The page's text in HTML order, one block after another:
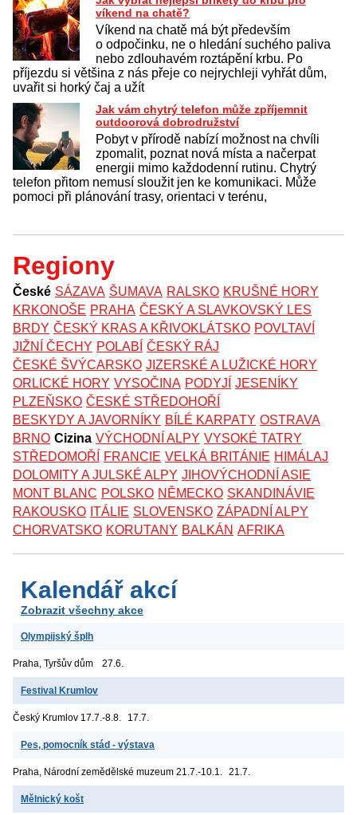
víkend na chatě?
Víkend na chatě má být především
o odpočinku, ne o hledání suchého paliva
nebo zdlouhavém roztápění krbu. Po
příjezdu si většina z nás přeje co nejrychleji vyhřát dům,
uvařit si horký čaj a užít
Jak vám chytrý telefon může zpříjemnit
outdoorová dobrodružství
Pobyt v přírodě nabízí možnost na chvíli
zpomalit, poznat nová místa a načerpat
energii mimo každodenní rutinu. Chytrý
telefon přitom nemusí sloužit jen ke komunikaci. Může
pomoci při plánování trasy, orientaci v terénu,
Regiony
České SÁZAVA ŠUMAVA RALSKO KRUŠNÉ HORY
KRKONOŠE PRAHA ČESKÝ A SLAVKOVSKÝ LES
BRDY ČESKÝ KRAS A KŘIVOKLÁTSKO POVLTAVÍ
JIŽNÍ ČECHY POLABÍ ČESKÝ RÁJ
ČESKÉ ŠVÝCARSKO JIZERSKÉ A LUŽICKÉ HORY
ORLICKÉ HORY VYSOČINA PODYJÍ JESENÍKY
PLZEŇSKO ČESKÉ STŘEDOHOŘÍ
BESKYDY A JAVORNÍKY BÍLÉ KARPATY OSTRAVA
BRNO Cizina VÝCHODNÍ ALPY VYSOKÉ TATRY
STŘEDOMOŘÍ
FRANCIE VELKÁ BRITÁNIE HIMÁLAJ
DOLOMITY A JULSKÉ ALPY JIHOVÝCHODNÍ ASIE
MONT BLANC POLSKO NĚMECKO SKANDINÁVIE
RAKOUSKO ITÁLIE SLOVENSKO ZÁPADNÍ ALPY
CHORVATSKO KORUTANY BALKÁN AFRIKA
Kalendář akcí
Zobrazit všechny akce
Olympijský šplh
Praha, Tyršův dům 27.6.
Festival Krumlov
Český Krumlov 17.7.-8.8. 17.7.
Pes, pomocník stád - výstava
Praha, Národní zemědělské muzeum 21.7.-10.1. 21.7.
Mělnický košt